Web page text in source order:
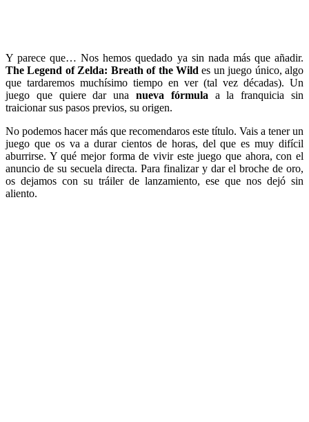
Y parece que… Nos hemos quedado ya sin nada más que añadir.
The Legend of Zelda: Breath of the Wild es un juego único, algo
que tardaremos muchísimo tiempo en ver (tal vez décadas). Un
juego que quiere dar una nueva fórmula a la franquicia sin
traicionar sus pasos previos, su origen.
No podemos hacer más que recomendaros este título. Vais a tener un
juego que os va a durar cientos de horas, del que es muy difícil
aburrirse. Y qué mejor forma de vivir este juego que ahora, con el
anuncio de su secuela directa. Para finalizar y dar el broche de oro,
os dejamos con su tráiler de lanzamiento, ese que nos dejó sin
aliento.